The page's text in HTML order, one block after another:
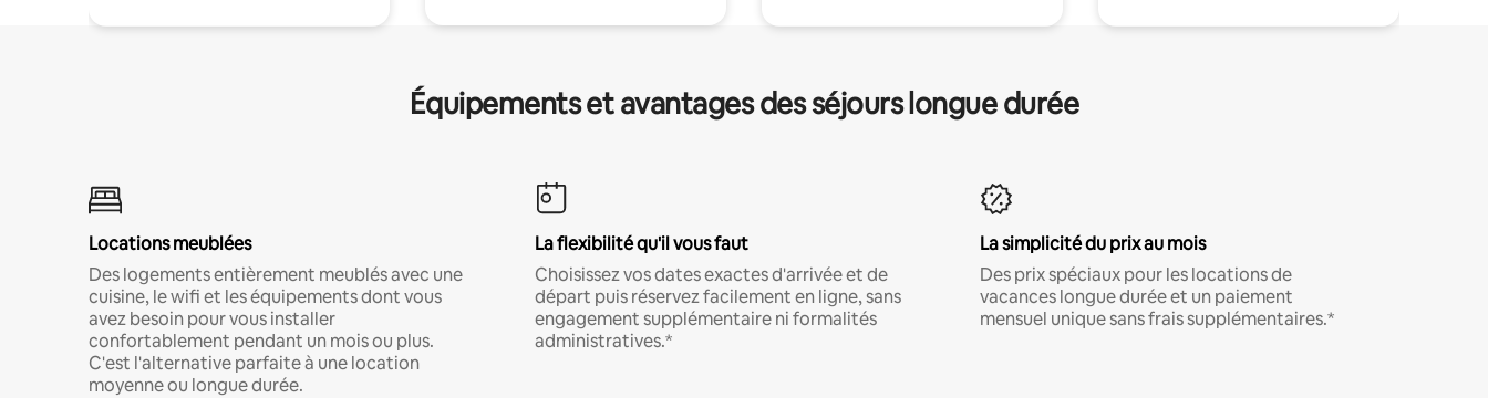
Équipements et avantages des séjours longue durée
Locations meublées
Des logements entièrement meublés avec une
cuisine, le wifi et les équipements dont vous
avez besoin pour vous installer
confortablement pendant un mois ou plus.
C'est l'alternative parfaite à une location
moyenne ou longue durée.
La flexibilité qu'il vous faut
Choisissez vos dates exactes d'arrivée et de
départ puis réservez facilement en ligne, sans
engagement supplémentaire ni formalités
administratives.*
La simplicité du prix au mois
Des prix spéciaux pour les locations de
vacances longue durée et un paiement
mensuel unique sans frais supplémentaires.*